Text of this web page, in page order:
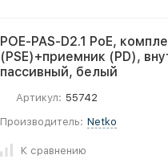
POE-PAS-D2.1 PoE,
(PSE)+приемник (PD),
пассивный, белый
Артикул: 55742
Производитель: Netko
К сравнению